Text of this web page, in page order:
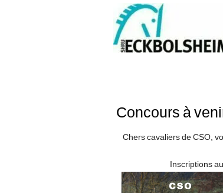
Concours à
Chers cavaliers de CSO,
Inscriptions